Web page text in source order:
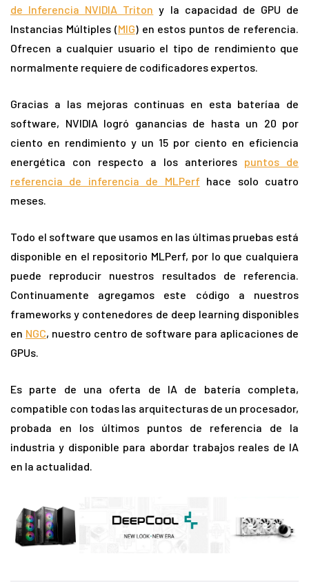
de Inferencia NVIDIA Triton y la capacidad de GPU de
Instancias Múltiples (MIG) en estos puntos de referencia.
Ofrecen a cualquier usuario el tipo de rendimiento que
normalmente requiere de codificadores expertos.
Gracias a las mejoras continuas en esta bateríaa de
software, NVIDIA logró ganancias de hasta un 20 por
ciento en rendimiento y un 15 por ciento en eficiencia
energética con respecto a los anteriores puntos de
referencia de inferencia de MLPerf hace solo cuatro
meses.
Todo el software que usamos en las últimas pruebas está
disponible en el repositorio MLPerf, por lo que cualquiera
puede reproducir nuestros resultados de referencia.
Continuamente agregamos este código a nuestros
frameworks y contenedores de deep learning disponibles
en NGC, nuestro centro de software para aplicaciones de
GPUs.
Es parte de una oferta de IA de batería completa,
compatible con todas las arquitecturas de un procesador,
probada en los últimos puntos de referencia de la
industria y disponible para abordar trabajos reales de IA
en la actualidad.